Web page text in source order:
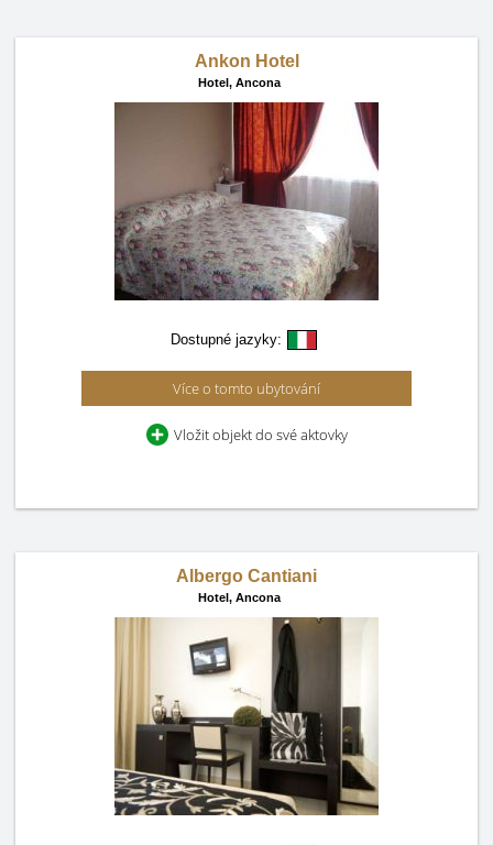
Ankon Hotel
Hotel, Ancona
Dostupné jazyky:
Více o tomto ubytování
Vložit objekt do své aktovky
Albergo Cantiani
Hotel, Ancona